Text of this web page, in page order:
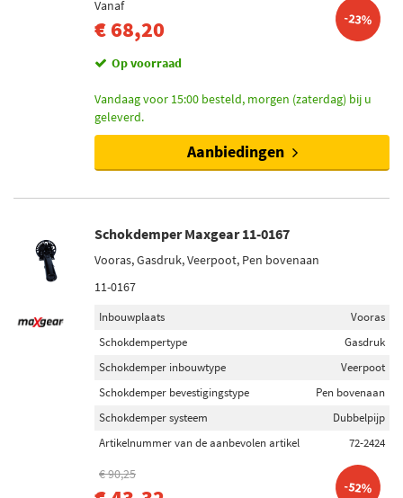
Vanaf
€ 68,20 -23%
Op voorraad
Vandaag voor 15:00 besteld, morgen (zaterdag) bij u
geleverd.
Aanbiedingen
Schokdemper Maxgear 11-0167
Vooras, Gasdruk, Veerpoot, Pen bovenaan
11-0167
Inbouwplaats
Vooras
Schokdempertype
Gasdruk
Schokdemper inbouwtype
Veerpoot
Schokdemper bevestigingstype
Pen bovenaan
Schokdemper systeem
Dubbelpijp
Artikelnummer van de aanbevolen artikel
72-2424
€ 90,25
-52%